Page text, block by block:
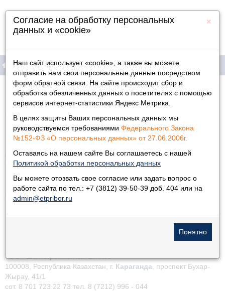
×
Согласие на обработку персональных
данных и «cookie»
Наш сайт использует «cookie», а также вы можете
отправить нам свои персональные данные посредством
форм обратной связи. На сайте происходит сбор и
обработка обезличенных данных о посетителях с помощью
сервисов интернет-статистики Яндекс Метрика.
В целях защиты Ваших персональных данных мы
руководствуемся требованиями Федерального Закона
№152-ФЗ «О персональных данных» от 27.06.2006г.
Оставаясь на нашем сайте Вы соглашаетесь с нашей
Политикой обработки персональных данных
Вы можете отозвать свое согласие или задать вопрос о
работе сайта по тел.: +7 (3812) 39-50-39 доб. 404 или на
admin@etpribor.ru
Продукция
Информация
Физическим лицам
Дилеры
Главная »
ООО «ТД Спасатель»
Кемерово, пр. Ленина д. 33, корп. 3
Тел.8-384-2-44-15-02,8-384-2-44-15-01
www.tdspasatel.ru
ООО «Ольдам-Сибирь»
Тел./факс: 8-384-66-2-15-81, 8-384-64-44-539
ТОО «Шахтстроймонтаж Limited»
100008, Республика Казахстан, г. Караганда , проспект Бухар-
Жырау, 41/1
сот. 8 701 723 22 73 тел. 8 (7212) 996 - 044